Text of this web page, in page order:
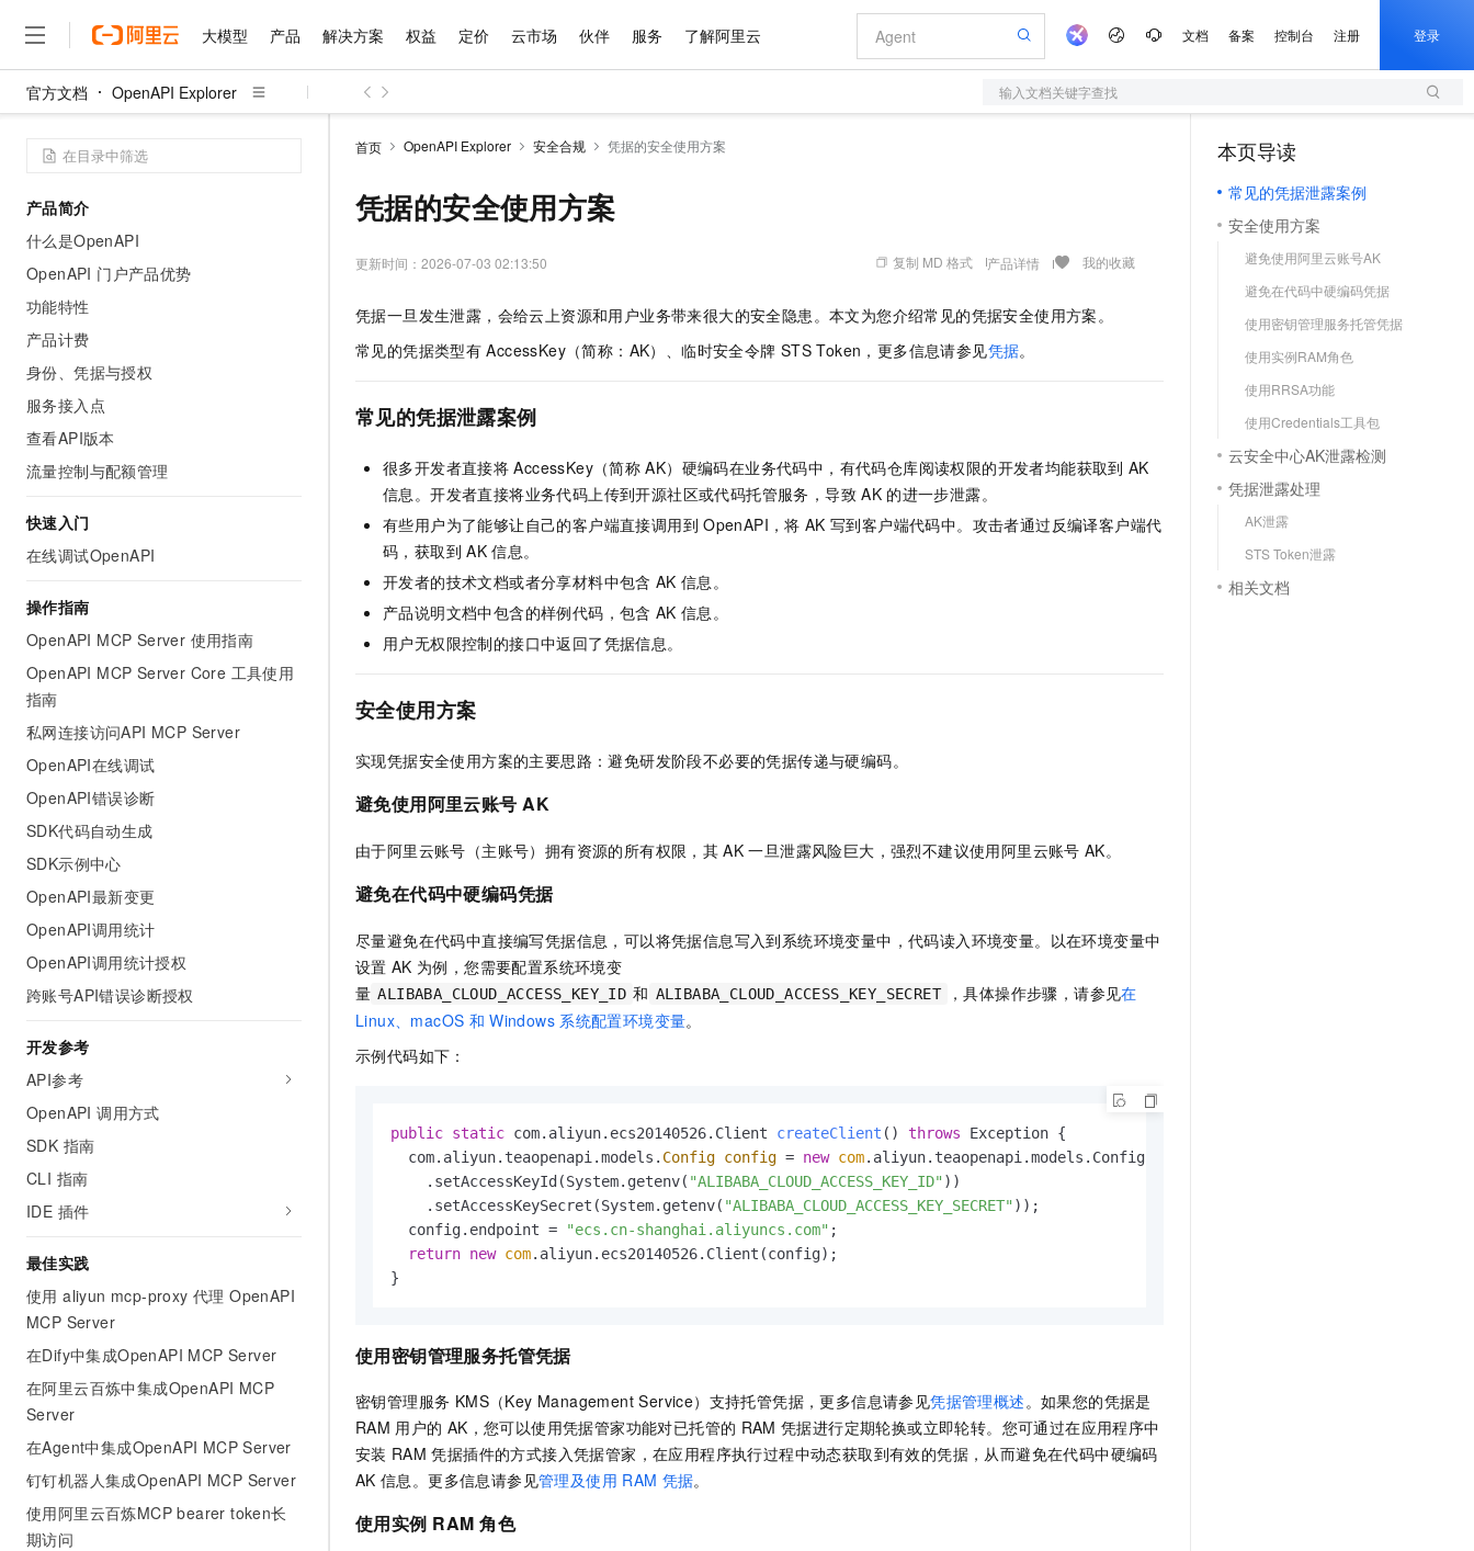
大模型 产品 解决方案 权益 定价 云市场 伙伴 服务 了解阿里云 文档 备案 控制台 注册 登录
官方文档 OpenAPI Explorer 输入文档关键字查找
产品简介
什么是OpenAPI
OpenAPI 门户产品优势
功能特性
产品计费
身份、凭据与授权
服务接入点
查看API版本
流量控制与配额管理
快速入门
在线调试OpenAPI
操作指南
OpenAPI MCP Server 使用指南
OpenAPI MCP Server Core 工具使用
指南
私网连接访问API MCP Server
OpenAPI在线调试
OpenAPI错误诊断
SDK代码自动生成
SDK示例中心
OpenAPI最新变更
OpenAPI调用统计
OpenAPI调用统计授权
跨账号API错误诊断授权
开发参考
API参考
OpenAPI 调用方式
SDK 指南
CLI 指南
IDE 插件
最佳实践
使用 aliyun mcp-proxy 代理 OpenAPI
MCP Server
在Dify中集成OpenAPI MCP Server
在阿里云百炼中集成OpenAPI MCP
Server
在Agent中集成OpenAPI MCP Server
钉钉机器人集成OpenAPI MCP Server
使用阿里云百炼MCP bearer token长
期访问
首页 OpenAPI Explorer 安全合规 凭据的安全使用方案
凭据的安全使用方案
更新时间： 2026-07-03 02:13:50 复制 MD 格式 产品详情 我的收藏
凭据一旦发生泄露，会给云上资源和用户业务带来很大的安全隐患。本文为您介绍常见的凭据安全使用方案。
常见的凭据类型有 AccessKey（简称：AK）、临时安全令牌 STS Token，更多信息请参见凭据。
常见的凭据泄露案例
很多开发者直接将 AccessKey（简称 AK）硬编码在业务代码中，有代码仓库阅读权限的开发者均能获取到 AK
信息。开发者直接将业务代码上传到开源社区或代码托管服务，导致 AK 的进一步泄露。
有些用户为了能够让自己的客户端直接调用到 OpenAPI，将 AK 写到客户端代码中。攻击者通过反编译客户端代
码，获取到 AK 信息。
开发者的技术文档或者分享材料中包含 AK 信息。
产品说明文档中包含的样例代码，包含 AK 信息。
用户无权限控制的接口中返回了凭据信息。
安全使用方案
实现凭据安全使用方案的主要思路：避免研发阶段不必要的凭据传递与硬编码。
避免使用阿里云账号 AK
由于阿里云账号（主账号）拥有资源的所有权限，其 AK 一旦泄露风险巨大，强烈不建议使用阿里云账号 AK。
避免在代码中硬编码凭据
尽量避免在代码中直接编写凭据信息，可以将凭据信息写入到系统环境变量中，代码读入环境变量。以在环境变量中
设置 AK 为例，您需要配置系统环境变
量 ALIBABA_CLOUD_ACCESS_KEY_ID 和 ALIBABA_CLOUD_ACCESS_KEY_SECRET ，具体操作步骤，请参见在
Linux、macOS 和 Windows 系统配置环境变量。
示例代码如下：
public static com.aliyun.ecs20140526.Client createClient () throws Exception {
  com.aliyun.teaopenapi.models.
Config config = new com.aliyun.teaopenapi.models.Config()
    .setAccessKeyId(System.getenv(
"ALIBABA_CLOUD_ACCESS_KEY_ID" ))
    .setAccessKeySecret(System.getenv(
"ALIBABA_CLOUD_ACCESS_KEY_SECRET" ));
  config.endpoint =
"ecs.cn-shanghai.aliyuncs.com" ;
return new com.aliyun.ecs20140526.Client(config);
}
使用密钥管理服务托管凭据
密钥管理服务 KMS（Key Management Service） 支持托管凭据，更多信息请参见凭据管理概述。如果您的凭据是
RAM 用户的 AK，您可以使用凭据管家功能对已托管的 RAM 凭据进行定期轮换或立即轮转。您可通过在应用程序中
安装 RAM 凭据插件的方式接入凭据管家，在应用程序执行过程中动态获取到有效的凭据，从而避免在代码中硬编码
AK 信息。更多信息请参见管理及使用 RAM 凭据。
使用实例 RAM 角色
本页导读
常见的凭据泄露案例
安全使用方案
避免使用阿里云账号AK
避免在代码中硬编码凭据
使用密钥管理服务托管凭据
使用实例RAM角色
使用RRSA功能
使用Credentials工具包
云安全中心AK泄露检测
凭据泄露处理
AK泄露
STS Token泄露
相关文档
大模型
千问AI平台
Qwen3.8-Max HOT
智能体时代全能旗舰模型
Qwen3.7-Plus
能看、能想、能动手的多模态智能体模型
Qwen3-VL-Plus
视觉 Coding、空间感知、多模态思考等全面升级
Kimi-K3 NEW
Kimi 最新旗舰模型，长程编程与推理利器
GLM-5.2
1M上下文，专为长程任务能力而生
HappyHorse-1.1-T2V
让文字生成流畅细腻的高质量视频
Wan2.7-T2V
语音识别与合成
大模型服务
千问AI平台-Token Plan NEW
个人版上线、团队版降价；千问3.8-Max首发发尝鲜
千问AI平台-模型体验
在线体验全尺寸、多种模态的模型效果
Happy 系列大模型
AI 应用构建
大模型服务平台百炼-应用模版
丰富多元化的应用模版和解决方案
人工智能平台 PAI 秒悟
大模型解决方案
依托云原生高可用架构,实现Dify私有化部署
10 分钟在聊天系统中增加一个 AI 助手
在企业官网、通讯软件中为客户提供 AI 客服
用1%尺寸在特定领域达到大模型90%以上效果
即刻拥有 DeepSeek-R1 满血版
从文本、图片、视频中提取结构化的属性信息
超强辅助，Bolt.diy 一步搞定创意建站
产品
精选产品
计算
容器
存储
网络与CDN
安全
中间件
数据库
大数据计算
媒体服务
企业服务与云通信
终端用户计算
Serverless
迁移与运维管理
专有云
精选产品
大模型服务与应用平台
多元化、高性能、安全可靠的大模型服务
无影云电脑
随时随地安全接入的云上超级电脑
面向分析的企业级SaaS模式云数据仓库
人工智能平台 PAI 大模型
一站式AI开发、训练和推理服务
提供一站式管理容器应用的 K8s 服务
全托管，含MySQL、PostgreSQL、SQL Server、MariaDB多引擎
Qoder
面向真实软件的智能体编程平台
云原生的云上边界网络安全防护产品
轻量应用服务器
数字证书管理服务（原SSL证书）
实现全站HTTPS，呈现可信的WEB访问
国内短信简单易用，安全可靠，秒级触达，全球覆盖200+国家和地区。
解决方案
精选解决方案
互联网应用开发
大数据
安全
网络
可观测
上云与迁云
企业出海
精选解决方案
企业级Agent产品，直接交付可用成果
HappyHorse 打造一站式影视创作平台
可视化编排打通从文字构思到成片全链路闭环
Hermes Agent，打造自进化智能体
自主进化，持久记忆，越用越聪明
轻松解锁专属 DeepSeek-V4-Pro
5 分钟轻松部署专属 QwenPaw
一句话生成原生可编辑精美 PPT 文稿
输入一句话想法, 轻松生成专业的 PPT
一键部署幻兽帕鲁游戏服务器
一键购买专属联机服务器，轻松开启游戏
漫剧工坊：一站式动画创作平台
快速生产连贯的高质量长漫剧
高效部署网站，快速应用到小程序
权益 普惠上云
云服务器38元/年起，超值低价云产品抢先购
推荐新用户得奖励，单订单最高返9万
云工开物
高校专属算力普惠，学生认证享300元代金券
最高领取价值200元试用点，立即开启云上创新
AI 产品 免费试用
1亿+ 大模型 tokens 和 30+ 款产品免费体验
140+云产品 免费试用
大模型ACA认证体验
AI 特惠
Token Plan 模型订阅计划 NEW
Qwen3.8-Max 首发尝鲜，限时加量 10 倍，夜间低至2折
送.CN域名，送备案服务码
Night Plan 支持 Qwen 3.8-Max
夜间 5 折，Qwen/Meoo/TokenPlan 客户专享
AI 场景体验
从图文生成到视频创作，一键激活电商全链路生产力
AI 广告创作
图文、视频一站生成，高效打造优质广告素材
AI助力短剧漫剧创作，剧本、分镜、视频高效生成
AI 办公
AI智能应用，一键激活高效办公新体验
AI 活动
AI 生产力先锋
先锋实践拓展 AI 生产力的边界
飞天发布时刻
所见，即是所愿
从基础到进阶，Agent 创客手把手教你
创新加速
覆盖90%+业务场景，专享组合折扣价
精选AI产品，从模型到应用全链提效
AI 用量加速计划
新老同享，达量后返
定价 产品定价
了解云产品的定价详情
云上成本管理
管理和优化成本
价格计算器
自助选配和估算价格
配置报价器
阿里云 OPC 创新助力计划
Token 补贴，五大权
益加速 OPC 成功
云市场 精选商城
多端小程序
观测云
蓝凌 OA
Tableau 订阅
AI空中课堂在线直播课堂（旗舰版）
生态解决方案
开发者生态解决方案
AI 开发和 AI 应用解决方案
数据与 API
手机三要素
OCR 文字识别
发票查验
企业应用
CRM
OA 办公系统
广告营销
基础软件
JAVA
Ubuntu
Red Hat
专业服务
防火墙
伙伴 成为销售伙伴
咨询伙伴
销售伙伴合作计划
无影生态合作计划
Salesforce On Alibaba Cloud
AI 大模型销售与服务生态合作计划
成为产品伙伴
产品生态伙伴
产品伙伴合作计划
云网络合作计划
Salesforce On Alibaba Cloud ISV 合作
服务生态伙伴
服务伙伴合作计划
Al MaaS 服务伙伴赋能合作
伙伴信用分合作计划
更多支持
合作伙伴培训与认证
查询合作伙伴
登录合作伙伴管理后台
服务 售前咨询
售后服务
自助服务
在线服务
工单服务
企业增值服务
专家技术服务
企业成长
服务实践
阿里云认证
信息公告
官网公告
开发者社区
了解阿里云 为什么选择阿里云
技术领先
分析师报告
天池大赛
AI 算法大赛
云开发大赛
入门学习赛
最佳实践
云上奥运之旅
看见新力量
金融模力时刻
市场活动
魔搭 ModelScope
高校合作
云工开物
加入我们